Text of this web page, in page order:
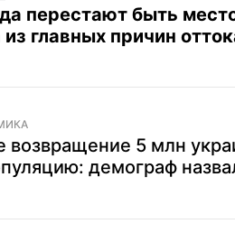
перестают быть
из главных причин
возвращение 5 млн
демограф